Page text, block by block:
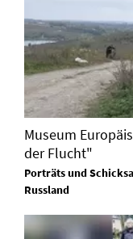
Museum
der Flucht"
Porträts und
Russland